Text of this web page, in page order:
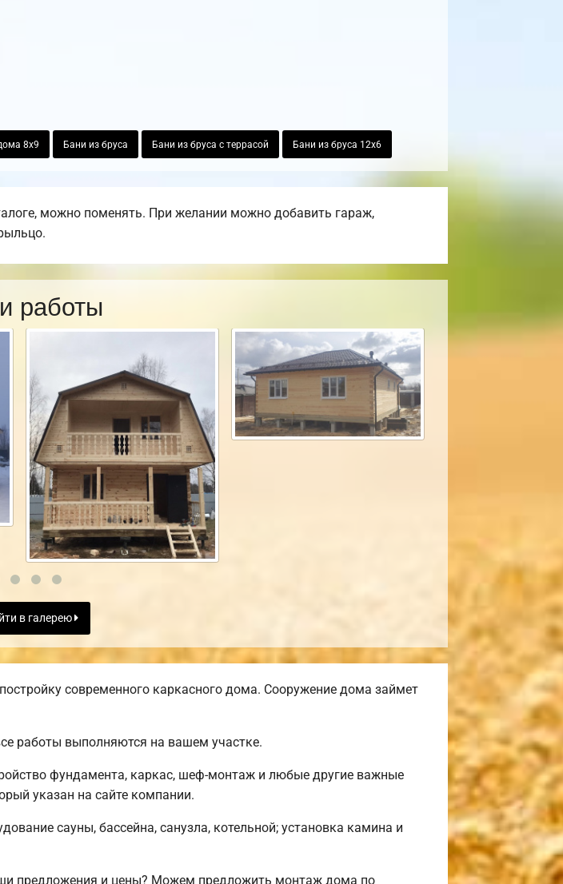
8х9 Бани из бруса Бани из бруса с террасой Бани из бруса 12х6
можно поменять. При желании можно добавить гараж,
работы
в галерею
современного каркасного дома. Сооружение дома займет
работы выполняются на вашем участке.
фундамента, каркас, шеф-монтаж и любые другие важные
указан на сайте компании.
сауны, бассейна, санузла, котельной; установка камина и
предложения и цены? Можем предложить монтаж дома по